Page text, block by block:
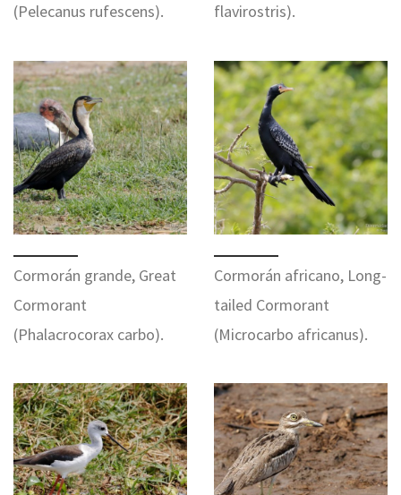
(Pelecanus rufescens).
flavirostris).
Cormorán grande, Great
Cormorant
(Phalacrocorax carbo).
Cormorán africano, Long-
tailed Cormorant
(Microcarbo africanus).